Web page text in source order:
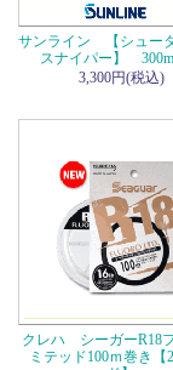
サンライン 【シュー
スナイパー】
3,300円(税込)
クレハ シーガーR18
ミテッド100ｍ巻き【